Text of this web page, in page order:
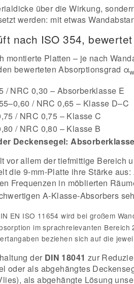
über die Wirkung,
werden: mit etwas
nach ISO 354,
montierte Platten – je nach
bewerteten Absorptionsgrad αw
/ NRC 0,30 – Absorberklasse E
/ NRC 0,65 – Klasse D–C
/ NRC 0,75 – Klasse C
/ NRC 0,80 – Klasse B
Deckensegel:
vor allem der tiefmittige Bereich
die 9-mm-Platte ihre Stärke
Frequenzen in möblierten
A-Klasse-Absorbers
EN ISO 11654 wird bei großem
im sprachrelevanten
beziehen sich auf die
der DIN 18041 zur
oder als abgehängtes
als abgehängte Lösung